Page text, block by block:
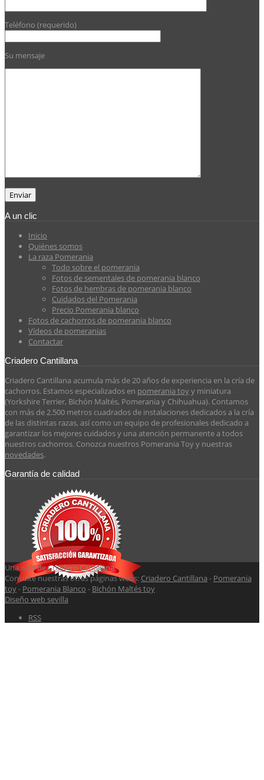
Teléfono (requerido)
Su mensaje
A un clic
Inicio
Quiénes somos
La raza Pomerania
Todo sobre el pomerania
Fotos de sementales de pomerania blanco
Fotos de hembras de pomerania blanco
Cuidados del Pomerania
Precio Pomerania blanco
Fotos de cachorros de pomerania blanco
Vídeos de pomeranias
Contactar
Criadero Cantillana
Criadero Cantillana acumula más de 20 años de experiencia en la cría de
cachorros. Estamos especializados en pomerania toyy miniatura
(Yorkshire Terrier, Bichón Maltés, Pomerania y Chihuahua). Contamos
con más de 2.500 metros cuadrados de instalaciones dedicados a la cría
de las distintas razas, así como un equipo de profesionales dedicado a
garantizar los mejores cuidados y una atención permanente a todos
nuestros cachorros. Conozca nuestros Pomerania Toy y nuestras
novedades.
Garantía de calidad
Una web deCriadero Cantillana.
Consulte nuestras otras páginas webs: Criadero Cantillana - Pomerania
toy- Pomerania Blanco - Bichón Maltés toy
Diseño web sevilla
RSS